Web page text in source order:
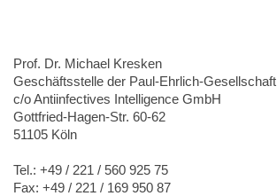
Prof. Dr. Michael Kresken
Geschäftsstelle der Paul-Ehrlich-Gesellschaft
c/o Antiinfectives Intelligence GmbH
Gottfried-Hagen-Str. 60-62
51105 Köln
Tel.: +49 / 221 / 560 925 75
Fax: +49 / 221 / 169 950 87